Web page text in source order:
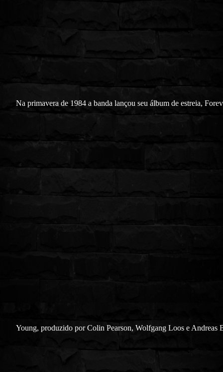
Na primavera de 1984 a banda lançou seu álbum de estreia,
Young, produzido por Colin Pearson, Wolfgang Loos e Andreas